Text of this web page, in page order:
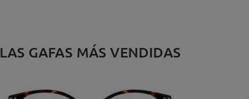
LAS GAFAS MÁS VENDIDAS